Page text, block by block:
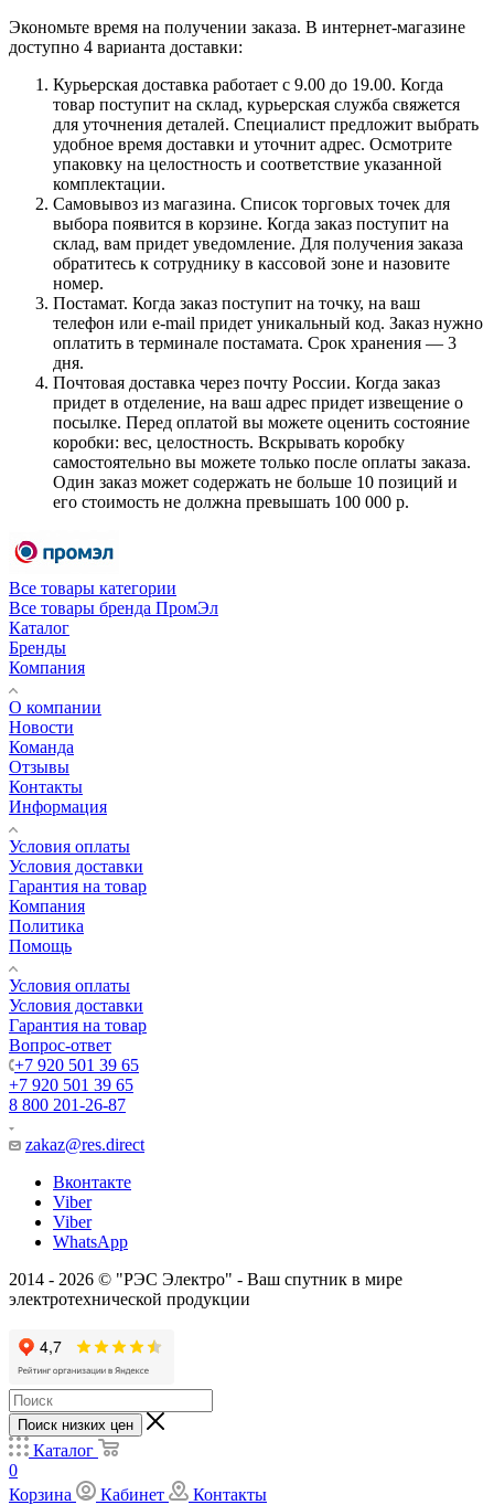
Экономьте время на получении заказа. В интернет-магазине
доступно 4 варианта доставки:
Курьерская доставка работает с 9.00 до 19.00. Когда
товар поступит на склад, курьерская служба свяжется
для уточнения деталей. Специалист предложит выбрать
удобное время доставки и уточнит адрес. Осмотрите
упаковку на целостность и соответствие указанной
комплектации.
Самовывоз из магазина. Список торговых точек для
выбора появится в корзине. Когда заказ поступит на
склад, вам придет уведомление. Для получения заказа
обратитесь к сотруднику в кассовой зоне и назовите
номер.
Постамат. Когда заказ поступит на точку, на ваш
телефон или e-mail придет уникальный код. Заказ нужно
оплатить в терминале постамата. Срок хранения — 3
дня.
Почтовая доставка через почту России. Когда заказ
придет в отделение, на ваш адрес придет извещение о
посылке. Перед оплатой вы можете оценить состояние
коробки: вес, целостность. Вскрывать коробку
самостоятельно вы можете только после оплаты заказа.
Один заказ может содержать не больше 10 позиций и
его стоимость не должна превышать 100 000 р.
Все товары категории
Все товары бренда ПромЭл
Каталог
Бренды
Компания
О компании
Новости
Команда
Отзывы
Контакты
Информация
Условия оплаты
Условия доставки
Гарантия на товар
Компания
Политика
Помощь
Условия оплаты
Условия доставки
Гарантия на товар
Вопрос-ответ
+7 920 501 39 65
+7 920 501 39 65
8 800 201-26-87
zakaz@res.direct
Вконтакте
Viber
Viber
WhatsApp
2014 - 2026 © "РЭС Электро" - Ваш спутник в мире
электротехнической продукции
Поиск низких цен
Каталог
0
Корзина
Кабинет Контакты